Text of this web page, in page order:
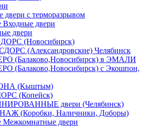
двери с терморазрывом
Входные двери
двери
(Новосибирск)
(Александровские) Челябинск
(Балаково,Новосибирск) в ЭМАЛИ
(Балаково,Новосибирск) с Экошпон,
(Кыштым)
(Копейск)
двери (Челябинск)
(Коробки, Наличники, Доборы)
Межкомнатные двери